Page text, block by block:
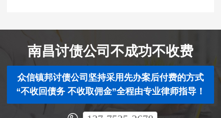
南昌讨债公司不成功不收费
众信镇邦讨债公司坚持采用先办案后付费的方式
“不收回债务 不收取佣金”全程由专业律师指导！